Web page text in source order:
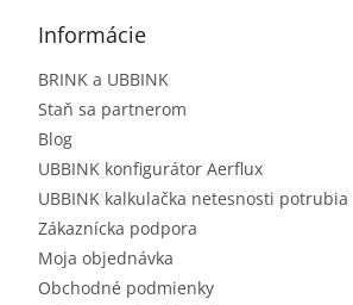
Informácie
BRINK a UBBINK
Staň sa partnerom
Blog
UBBINK konfigurátor Aerflux
UBBINK kalkulačka netesnosti potrubia
Zákaznícka podpora
Moja objednávka
Obchodné podmienky